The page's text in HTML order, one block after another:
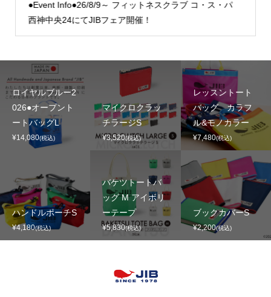
●Event Info●26/8/9～ フィットネスクラブ コ・ス・パ
西神中央24にてJIBフェア開催！
ロイヤルブルー2
026●オープント
ートバッグL
¥14,080(税込)
マイクロクラッ
チラージS
¥3,520(税込)
レッスントート
バッグ カラフ
ル&モノカラー
¥7,480(税込)
ハンドルポーチS
¥4,180(税込)
バケツトートバ
ッグ M アイボリ
ーテープ
¥5,830(税込)
ブックカバーS
¥2,200(税込)